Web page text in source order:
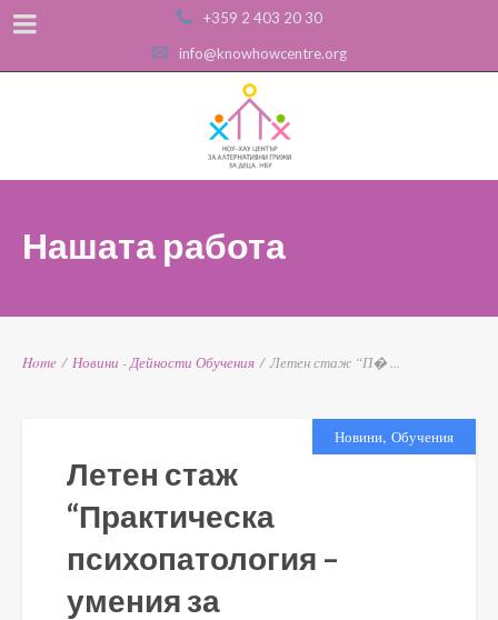
+359 2 403 20 30
info@knowhowcentre.org
Нашата работа
Home / Новини - Дейности Обучения / Летен стаж “П� ...
Новини, Обучения
Летен стаж
“Практическа
психопатология –
умения за